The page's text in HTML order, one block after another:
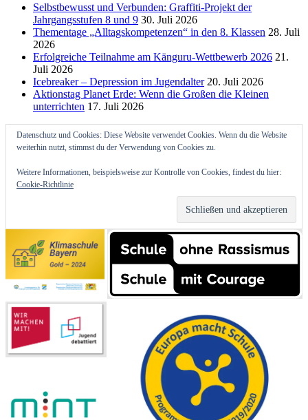
Selbstbewusst und Verbunden: Graffiti-Projekt der
Jahrgangsstufen 8 und 9 30. Juli 2026
Thementage „Alltagskompetenzen“ in den 8. Klassen 28. Juli
2026
Erfolgreiche Teilnahme am Känguru-Wettbewerb 2026 21.
Juli 2026
Icebreaker – Depression im Jugendalter 20. Juli 2026
Aktionstag Planet Erde: Wenn die Großen die Kleinen
unterrichten 17. Juli 2026
Datenschutz und Cookies: Diese Website verwendet Cookies. Wenn du die Website
weiterhin nutzt, stimmst du der Verwendung von Cookies zu.
Weitere Informationen, beispielsweise zur Kontrolle von Cookies, findest du hier:
Cookie-Richtlinie